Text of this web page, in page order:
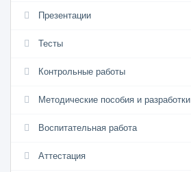
Презентации
Тесты
Контрольные работы
Методические пособия и разработки
Воспитательная работа
Аттестация